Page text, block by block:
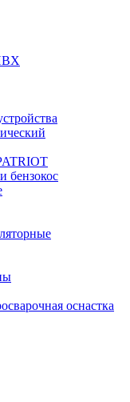
бензокос
оснастка